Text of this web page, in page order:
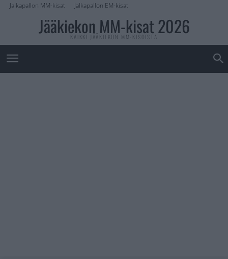
Jalkapallon MM-kisat Jalkapallon EM-kisat
Jääkiekon MM-kisat 2026
KAIKKI JÄÄKIEKON MM-KISOISTA